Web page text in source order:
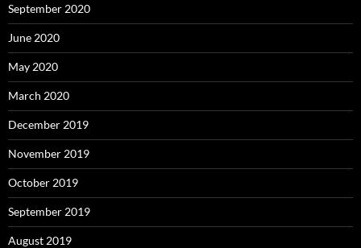
September 2020
June 2020
May 2020
March 2020
December 2019
November 2019
October 2019
September 2019
August 2019